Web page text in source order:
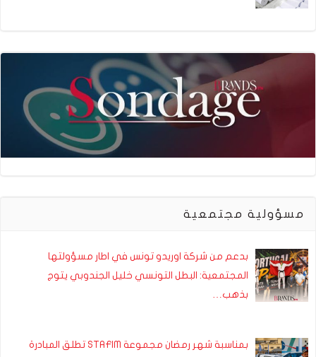
مسؤولية مجتمعية
بدعم من شركة اوريدو تونس في اطار مسؤولتها
المجتمعية: البطل التونسي خليل الجندوبي يتوج
بذهب…
بمناسبة شهر رمضان مجموعة STAFIM تطلق المبادرة